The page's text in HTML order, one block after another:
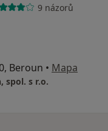
9 názorů
Beroun • Mapa
spol. s r.o.